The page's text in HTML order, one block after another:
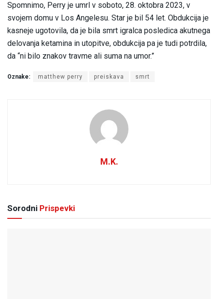
Spomnimo, Perry je umrl v soboto, 28. oktobra 2023, v
svojem domu v Los Angelesu. Star je bil 54 let. Obdukcija je
kasneje ugotovila, da je bila smrt igralca posledica akutnega
delovanja ketamina in utopitve, obdukcija pa je tudi potrdila,
da “ni bilo znakov travme ali suma na umor.”
Oznake: matthew perry preiskava smrt
M.K.
Sorodni Prispevki